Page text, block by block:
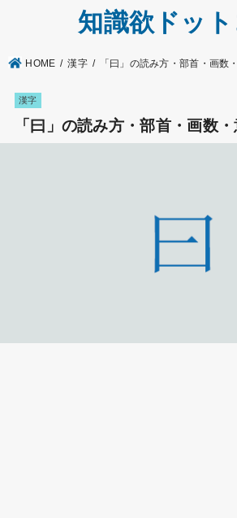
知識欲ドッ
HOME 漢字 「曰」の読み方・部首・画数
漢字
「曰」の読み方・部首・画数